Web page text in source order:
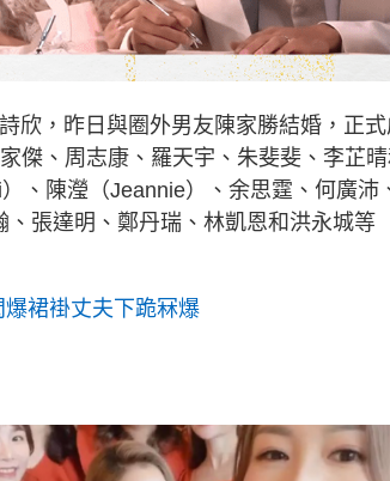
欣，昨日與圈外男友陳家勝結婚，正
傑、周志康、羅天宇、朱斐斐、李芷晴
、陳瀅（Jeannie）、余思霆、何廣沛
張達明、鄭丹瑞、林凱恩和洪永城等
爆裙褂丈夫下跪冧爆